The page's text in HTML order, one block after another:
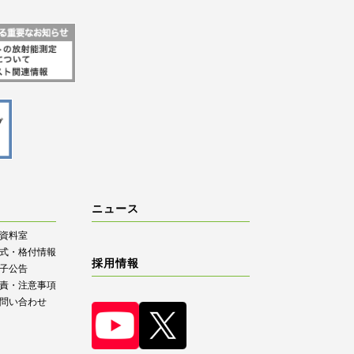
料室
・格付情報
公告
・注意事項
い合わせ
ニュース
採用情報